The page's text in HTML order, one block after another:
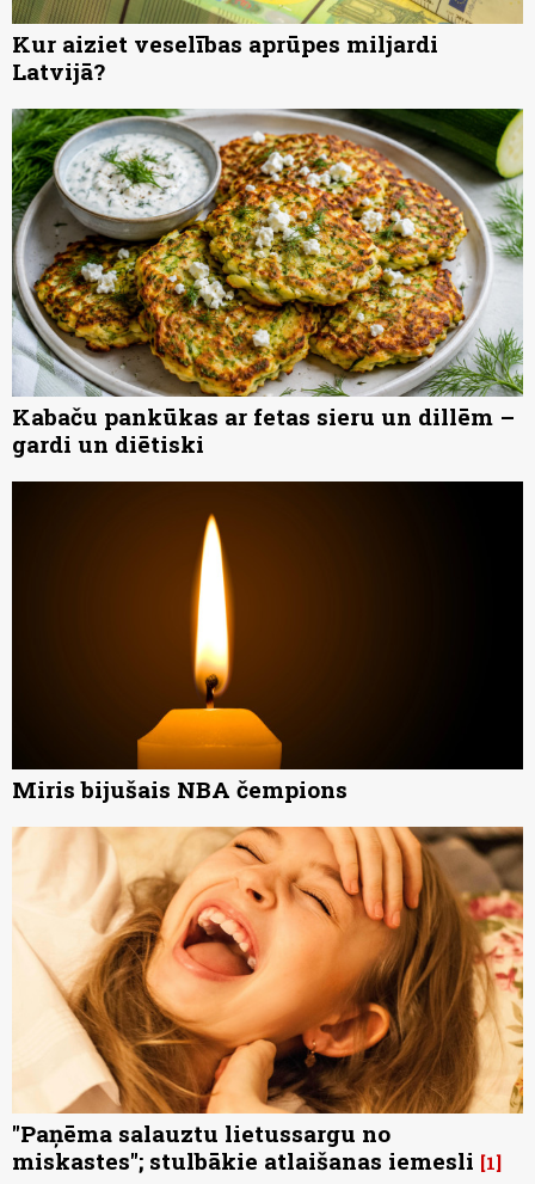
Kur aiziet veselības aprūpes miljardi
Latvijā?
Kabaču pankūkas ar fetas sieru un dillēm –
gardi un diētiski
Miris bijušais NBA čempions
"Paņēma salauztu lietussargu no
miskastes"; stulbākie atlaišanas iemesli 1